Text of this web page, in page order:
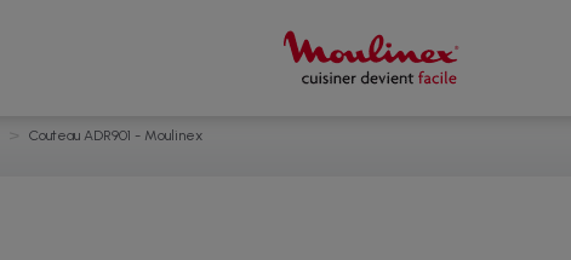
Couteau ADR901 - Moulinex